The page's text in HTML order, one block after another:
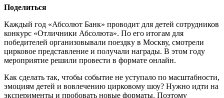
Поделиться
Каждый год «Абсолют Банк» проводит для детей сотрудников
конкурс «Отличники Абсолюта». По его итогам для
победителей организовывали поездку в Москву, смотрели
цирковое представление и получали награды. В этом году
мероприятие решили провести в формате онлайн.
Как сделать так, чтобы событие не уступало по масштабности,
эмоциям детей и вовлечению цирковому шоу? Нужно идти на
эксперименты и пробовать новые форматы. Поэтому